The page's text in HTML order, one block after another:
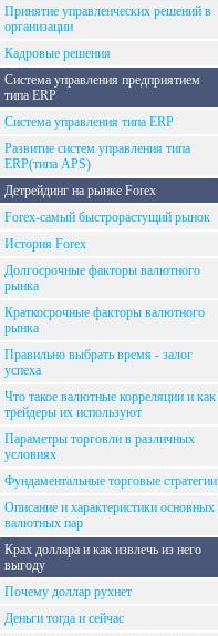
Принятие управленческих решений в
организации
Кадровые решения
Система управления предприятием
типа ERP
Система управления типа ERP
Развитие систем управления типа
ERP(типа APS)
Детрейдинг на рынке Forex
Forex-самый быстрорастущий рынок
История Forex
Долгосрочные факторы валютного
рынка
Краткосрочные факторы валютного
рынка
Правильно выбрать время - залог
успеха
Что такое валютные корреляции и как
трейдеры их используют
Параметры торговли в различных
условиях
Фундаментальные торговые стратегии
Описание и характеристики основных
валютных пар
Крах доллара и как извлечь из него
выгоду
Почему доллар рухнет
Деньги тогда и сейчас